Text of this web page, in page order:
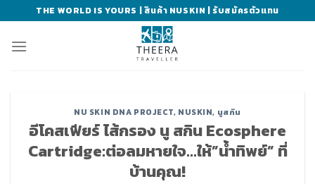
to
content
THE WORLD IS YOURS | สินค้า NUSKIN | รับสมัครตัวแทน
NU SKIN DNA PROJECT, NUSKIN, นูสกิน
อีโคสเฟียร์ ไส้กรอง นู สกิน Ecosphere
Cartridge:ต่อลมหายใจ…ให้”น้ำทิพย์” ที่
บ้านคุณ!